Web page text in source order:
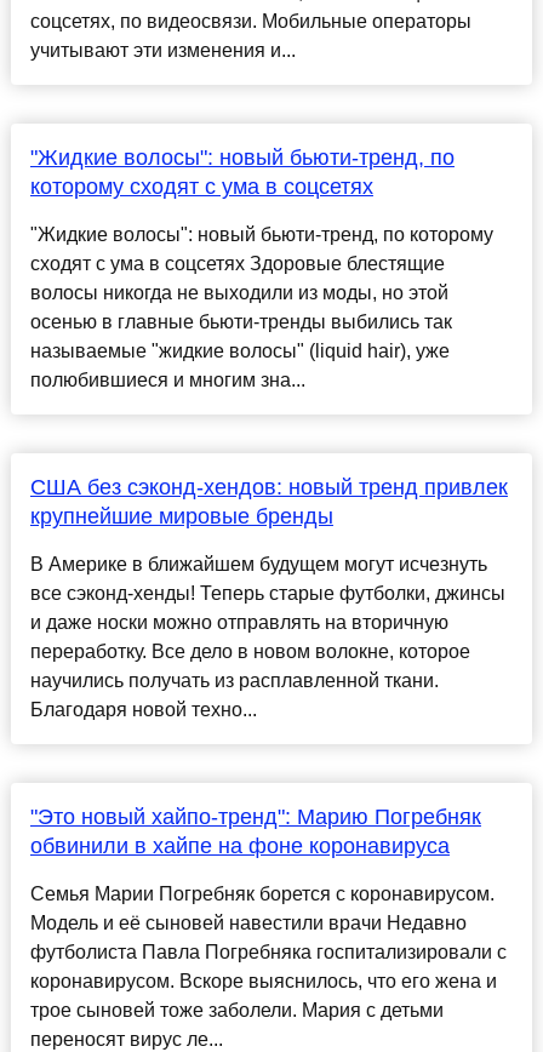
соцсетях, по видеосвязи. Мобильные операторы
учитывают эти изменения и...
"Жидкие волосы": новый бьюти-тренд, по
которому сходят с ума в соцсетях
"Жидкие волосы": новый бьюти-тренд, по которому
сходят с ума в соцсетях Здоровые блестящие
волосы никогда не выходили из моды, но этой
осенью в главные бьюти-тренды выбились так
называемые "жидкие волосы" (liquid hair), уже
полюбившиеся и многим зна...
США без сэконд-хендов: новый тренд привлек
крупнейшие мировые бренды
В Америке в ближайшем будущем могут исчезнуть
все сэконд-хенды! Теперь старые футболки, джинсы
и даже носки можно отправлять на вторичную
переработку. Все дело в новом волокне, которое
научились получать из расплавленной ткани.
Благодаря новой техно...
"Это новый хайпо-тренд": Марию Погребняк
обвинили в хайпе на фоне коронавируса
Семья Марии Погребняк борется с коронавирусом.
Модель и её сыновей навестили врачи Недавно
футболиста Павла Погребняка госпитализировали с
коронавирусом. Вскоре выяснилось, что его жена и
трое сыновей тоже заболели. Мария с детьми
переносят вирус ле...